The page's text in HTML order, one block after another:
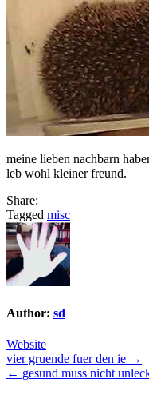
meine lieben nachbarn
leb wohl kleiner freund.
Share:
Tagged misc
Author: sd
Website
Post
navigation
vier gruende fuer den ie →
← gesund muss nicht